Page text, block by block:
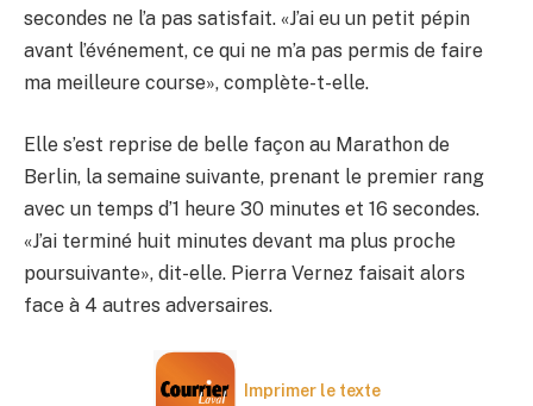
secondes ne l’a pas satisfait. «J’ai eu un petit pépin
avant l’événement, ce qui ne m’a pas permis de faire
ma meilleure course», complète-t-elle.
Elle s’est reprise de belle façon au Marathon de
Berlin, la semaine suivante, prenant le premier rang
avec un temps d’1 heure 30 minutes et 16 secondes.
«J’ai terminé huit minutes devant ma plus proche
poursuivante», dit-elle. Pierra Vernez faisait alors
face à 4 autres adversaires.
Imprimer le texte